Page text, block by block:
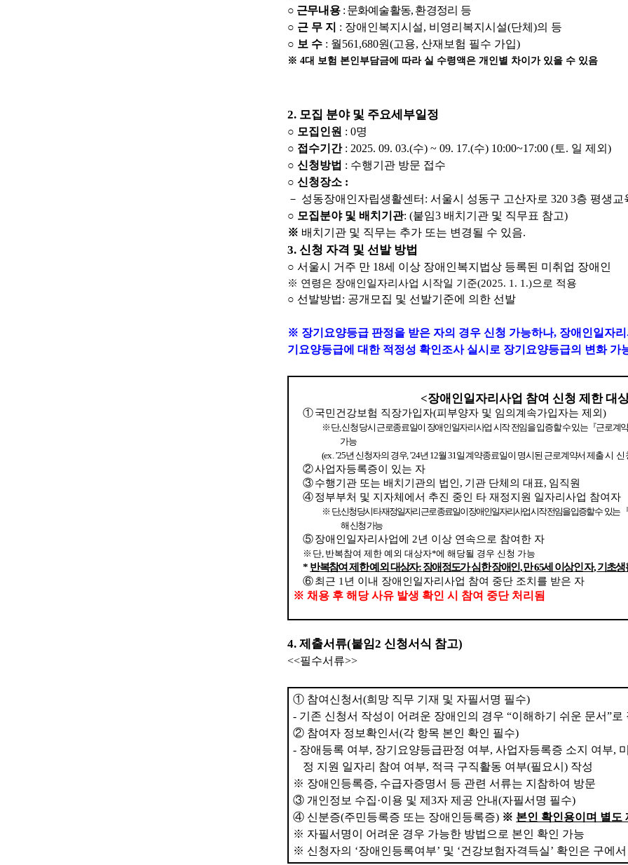
○ 근무내용 : 문화예술활동, 환경정리 등
○ 근 무 지 : 장애인복지시설, 비영리복지시설(단체 )의 등
○ 보 수 : 월561,680원(고용, 산재보험 필수 가입)
※ 4대 보험 본인부담금에 따라 실 수령액은 개인별 차이가 있을 수 있음
2. 모집 분야 및 주요세부일정
○ 모집인원 : 0명
○ 접수기간 : 2025. 09. 03.(수) ~ 09. 17.(수) 10:00~17:00 (토. 일 제외 )
○ 신청방법 : 수행기관 방문 접수
○ 신청장소 :
－ 성동장애인자립생활센터 : 서울시 성동구 고산자로 320 3층 평생교
○ 모집분야 및 배치기관: (붙임3 배치기관 및 직무표 참고)
※ 배치기관 및 직무는 추가 또는 변경될 수 있음.
3. 신청 자격 및 선발 방법
○ 서울시 거주 만 18세 이상 장애인복지법상 등록된 미취업 장애인
※ 연령은 장애인일자리사업 시작일 기준(2025. 1. 1.)으로 적용
○ 선발방법: 공개모집 및 선발기준에 의한 선발
※ 장기요양등급 판정을 받은 자의 경우 신청 가능하나, 장애인일자
기요양등급에 대한 적정성 확인조사 실시로 장기요양등급의 변화 가
<장애인일자리사업 참여 신청 제한 대
①국민건강보험 직장가입자(피부양자 및 임의계속가입자는 제외 )
※ 단,신청 당시 근로종료일이 장애인일자리사업 시작 전임을 입증할 수 있는『근로계
가능
(ex.’25년 신청자의 경우, ’24년 12월 31일 계약종료일이 명시된 근로계약서 제출 시 신
②사업자등록증이 있는 자
③수행기관 또는 배치기관의 법인 , 기관 단체의 대표, 임직원
④정부부처 및 지자체에서 추진 중인 타 재정지원 일자리사업 참여자
※ 단,신청 당시 타 재정일자리 근로 종료일이 장애인일자리사업 시작 전임을 입증할 수 있는
해 신청 가능
⑤장애인일자리사업에 2년 이상 연속으로 참여한 자
※ 단, 반복참여 제한 예외 대상자*에 해당될 경우 신청 가능
* 반복참여 제한 예외 대상자:장애정도가 심한 장애인,만65세 이상인 자,기초생
⑥최근 1 년 이내 장애인일자리사업 참여 중단 조치를 받은 자
※채용 후 해당 사유 발생 확인 시 참여 중단 처리됨
4. 제출서류(붙임2 신청서식 참고)
<<필수서류>>
① 참여신청서(희망 직무 기재 및 자필서명 필수)
- 기존 신청서 작성이 어려운 장애인의 경우“이해하기 쉬운 문서”로
② 참여자 정보확인서(각 항목 본인 확인 필수)
- 장애등록 여부, 장기요양등급판정 여부,사업자등록증 소지 여부,
정 지원 일자리 참여 여부, 적극 구직활동 여부(필요시) 작성
※ 장애인등록증, 수급자증명서 등 관련 서류는 지참하여 방문
③개인정보 수집·이용 및 제3자 제공 안내(자필서명 필수)
④ 신분증(주민등록증 또는 장애인등록증) ※ 본인 확인용이며 별도
※ 자필서명이 어려운 경우 가능한 방법으로 본인 확인 가능
※ 신청자의 ‘장애인등록여부’ 및 ‘건강보험자격득실’ 확인은 구에